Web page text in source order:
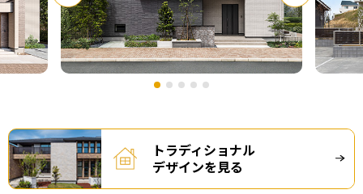
トラディショナル
デザインを見る